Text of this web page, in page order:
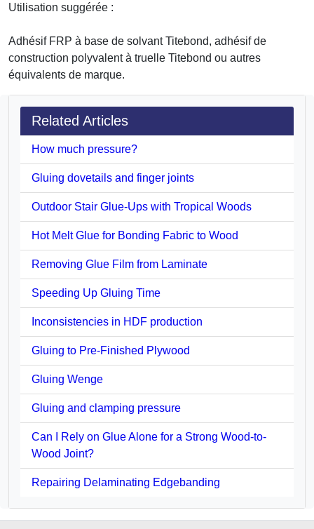
Utilisation suggérée :
Adhésif FRP à base de solvant Titebond, adhésif de
construction polyvalent à truelle Titebond ou autres
équivalents de marque.
Related Articles
How much pressure?
Gluing dovetails and finger joints
Outdoor Stair Glue-Ups with Tropical Woods
Hot Melt Glue for Bonding Fabric to Wood
Removing Glue Film from Laminate
Speeding Up Gluing Time
Inconsistencies in HDF production
Gluing to Pre-Finished Plywood
Gluing Wenge
Gluing and clamping pressure
Can I Rely on Glue Alone for a Strong Wood-to-
Wood Joint?
Repairing Delaminating Edgebanding